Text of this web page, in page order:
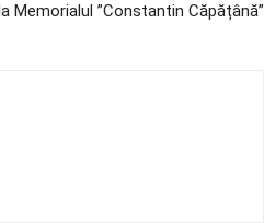
la Memorialul ”Constantin Căpățână”